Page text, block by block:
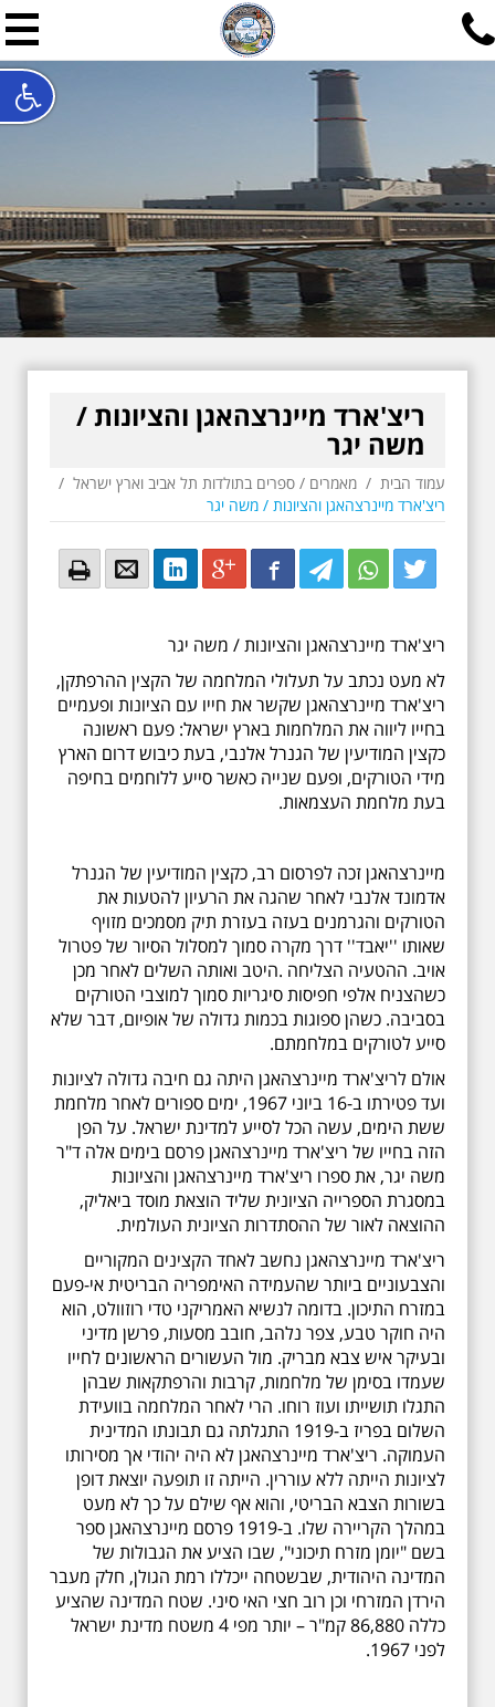
תל אביב שלי
תיור ישראלי בעריכת אילן
האתר המרכזי להיסטוריה של תל אביב ותולדות ארץ ישראל -
חייגו עכשיו:052-7747748
שלחו פנייה:ilan@mytelaviv.co.il
English עברית צור קשר
ריצ'ארד מיינרצהאגן והציונות /
משה יגר
עמוד הבית / מאמרים / ספרים בתולדות תל אביב וארץ ישראל /
ריצ'ארד מיינרצהאגן והציונות / משה יגר
Twitter
Twitter
Twitter
Facebook
Google+
LinkedIn
Email
Email
ריצ'ארד מיינרצהאגן והציונות / משה יגר
לא מעט נכתב על תעלולי המלחמה של הקצין ההרפתקן,
ריצ'ארד מיינרצהאגן שקשר את חייו עם הציונות ופעמיים
בחייו ליווה את המלחמות בארץ ישראל: פעם ראשונה
כקצין המודיעין של הגנרל אלנבי, בעת כיבוש דרום הארץ
מידי הטורקים, ופעם שנייה כאשר סייע ללוחמים בחיפה
בעת מלחמת העצמאות.
מיינרצהאגן זכה לפרסום רב, כקצין המודיעין של הגנרל
אדמונד אלנבי לאחר שהגה את הרעיון להטעות את
הטורקים והגרמנים בעזה בעזרת תיק מסמכים מזויף
שאותו ''יאבד'' דרך מקרה סמוך למסלול הסיור של פטרול
אויב. ההטעיה הצליחה .היטב ואותה השלים לאחר מכן
כשהצניח אלפי חפיסות סיגריות סמוך למוצבי הטורקים
בסביבה. כשהן ספוגות בכמות גדולה של אופיום, דבר שלא
סייע לטורקים במלחמתם.
אולם לריצ'ארד מיינרצהאגן היתה גם חיבה גדולה לציונות
ועד פטירתו ב-16 ביוני 1967, ימים ספורים לאחר מלחמת
ששת הימים, עשה הכל לסייע למדינת ישראל. על הפן
הזה בחייו של ריצ'ארד מיינרצהאגן פרסם בימים אלה ד"ר
משה יגר, את ספרו ריצ'ארד מיינרצהאגן והציונות
במסגרת הספרייה הציונית שליד הוצאת מוסד ביאליק,
ההוצאה לאור של ההסתדרות הציונית העולמית.
ריצ'ארד מיינרצהאגן נחשב לאחד הקצינים המקוריים
והצבעוניים ביותר שהעמידה האימפריה הבריטית אי-פעם
במזרח התיכון. בדומה לנשיא האמריקני טדי רוזוולט, הוא
היה חוקר טבע, צפר נלהב, חובב מסעות, פרשן מדיני
ובעיקר איש צבא מבריק. מול העשורים הראשונים לחייו
שעמדו בסימן של מלחמות, קרבות והרפתקאות שבהן
התגלו תושייתו ועוז רוחו. הרי לאחר המלחמה בוועידת
השלום בפריז ב-1919 התגלתה גם תבונתו המדינית
העמוקה. ריצ'ארד מיינרצהאגן לא היה יהודי אך מסירותו
לציונות הייתה ללא עוררין. הייתה זו תופעה יוצאת דופן
בשורות הצבא הבריטי, והוא אף שילם על כך לא מעט
במהלך הקריירה שלו. ב-1919 פרסם מיינרצהאגן ספר
בשם "יומן מזרח תיכוני", שבו הציע את הגבולות של
המדינה היהודית, שבשטחה ייכללו רמת הגולן, חלק מעבר
הירדן המזרחי וכן רוב חצי האי סיני. שטח המדינה שהציע
כללה 86,880 קמ"ר – יותר מפי 4 משטח מדינת ישראל
לפני 1967.